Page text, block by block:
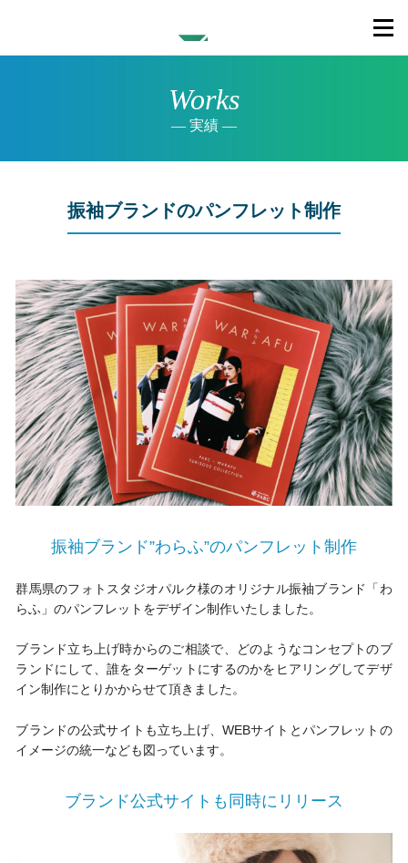
Works
実績
振袖ブランドのパンフレット制作
振袖ブランド”わらふ”のパンフレット制作
群馬県のフォトスタジオパルク様のオリジナル振袖ブランド「わ
らふ」のパンフレットをデザイン制作いたしました。
ブランド立ち上げ時からのご相談で、どのようなコンセプトのブ
ランドにして、誰をターゲットにするのかをヒアリングしてデザ
イン制作にとりかからせて頂きました。
ブランドの公式サイトも立ち上げ、WEBサイトとパンフレットの
イメージの統一なども図っています。
ブランド公式サイトも同時にリリース